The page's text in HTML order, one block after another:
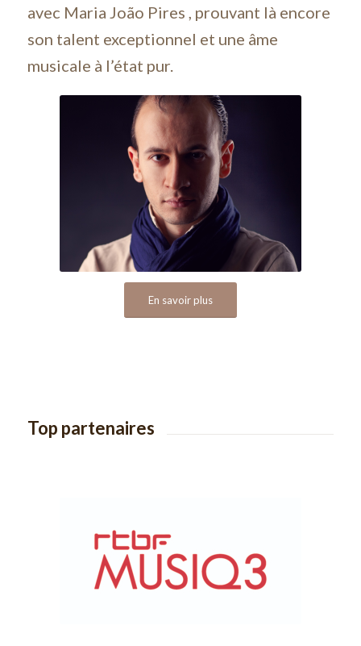
avec Maria João Pires , prouvant là encore
son talent exceptionnel et une âme
musicale à l’état pur.
En savoir plus
Top partenaires